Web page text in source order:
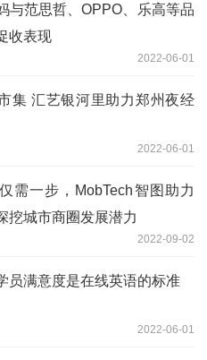
与范思哲、OPPO、乐高等品
收表现
2022-06-01
集 汇艺银河里助力郑州夜经
2022-06-01
需一步，MobTech智图助力
挖城市商圈发展潜力
2022-09-02
员满意度是在线英语的标准
2022-06-01